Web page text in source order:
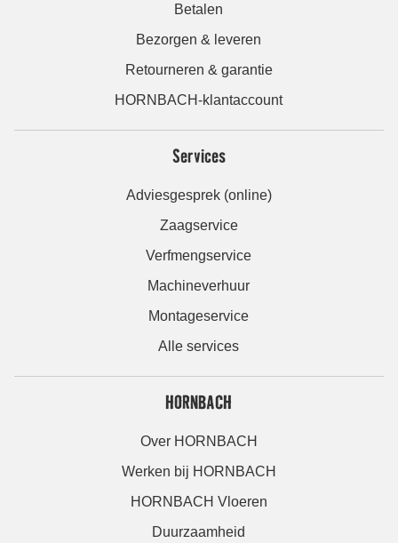
Betalen
Bezorgen & leveren
Retourneren & garantie
HORNBACH-klantaccount
Services
Adviesgesprek (online)
Zaagservice
Verfmengservice
Machineverhuur
Montageservice
Alle services
HORNBACH
Over HORNBACH
Werken bij HORNBACH
HORNBACH Vloeren
Duurzaamheid